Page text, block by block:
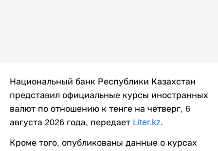
Национальный банк Республики Казахстан
представил официальные курсы иностранных
валют по отношению к тенге на четверг, 6
августа 2026 года, передает Liter.kz.
Кроме того, опубликованы данные о курсах